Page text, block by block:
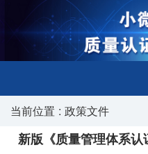
当前位置 : 政策文件
新版《质量管理体系